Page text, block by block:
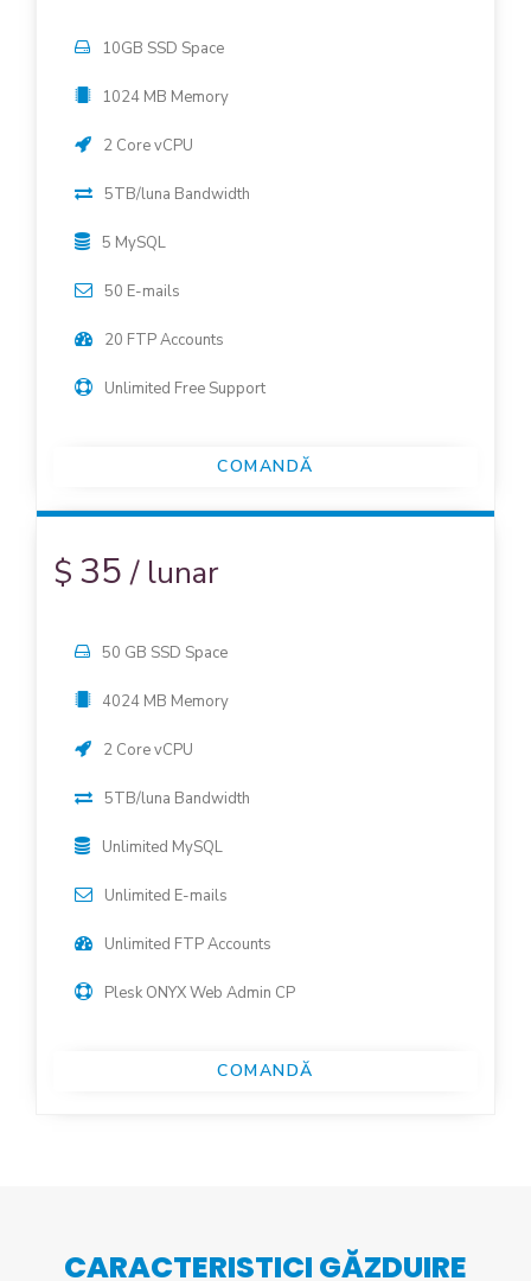
10GB SSD Space
1024 MB Memory
2 Core vCPU
5TB/luna Bandwidth
5 MySQL
50 E-mails
20 FTP Accounts
Unlimited Free Support
COMANDĂ
$ 35 / lunar
50 GB SSD Space
4024 MB Memory
2 Core vCPU
5TB/luna Bandwidth
Unlimited MySQL
Unlimited E-mails
Unlimited FTP Accounts
Plesk ONYX Web Admin CP
COMANDĂ
CARACTERISTICI GĂZDUIRE